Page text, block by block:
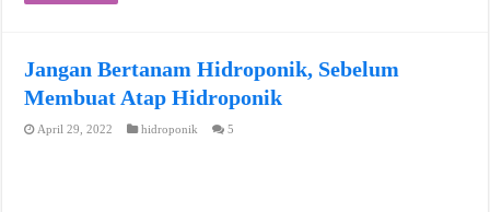
Jangan Bertanam Hidroponik, Sebelum
Membuat Atap Hidroponik
April 29, 2022 hidroponik 5